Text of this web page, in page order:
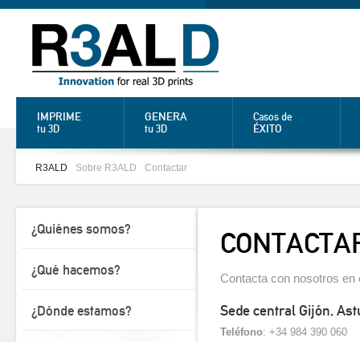
IMPRIME
tu 3D
GENERA
tu 3D
Casos de
ÉXITO
R3ALD Sobre R3ALD Contactar
¿Quiénes somos?
¿Qué hacemos?
¿Dónde estamos?
Contacta con nosotros
Sede central Gijón,
Teléfono: +34 984 390 060